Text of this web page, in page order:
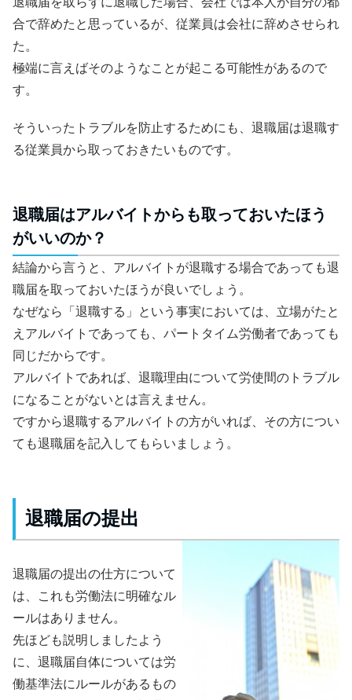
合で辞めたと思っているが、従業員は会社に辞めさせられ
た。
極端に言えばそのようなことが起こる可能性があるので
す。
そういったトラブルを防止するためにも、退職届は退職す
る従業員から取っておきたいものです。
退職届はアルバイトからも取っておいたほう
がいいのか？
結論から言うと、アルバイトが退職する場合であっても退
職届を取っておいたほうが良いでしょう。
なぜなら「退職する」という事実においては、立場がたと
えアルバイトであっても、パートタイム労働者であっても
同じだからです。
アルバイトであれば、退職理由について労使間のトラブル
になることがないとは言えません。
ですから退職するアルバイトの方がいれば、その方につい
ても退職届を記入してもらいましょう。
退職届の提出
退職届の提出の仕方について
は、これも労働法に明確なル
ールはありません。
先ほども説明しましたよう
に、退職届自体については労
働基準法にルールがあるもの